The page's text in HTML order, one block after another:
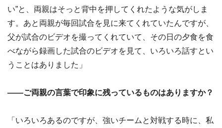
い”と、両親はそっと背中を押してくれたような気がしま
す。あと両親が毎回試合を見に来てくれていたんですが、
父が試合のビデオを撮ってくれていて、その日の夕食を食
べながら録画した試合のビデオを見て、いろいろ話すとい
うことはありました」
――ご両親の言葉で印象に残っているものはありますか？
「いろいろあるのですが、強いチームと対戦する時に、私